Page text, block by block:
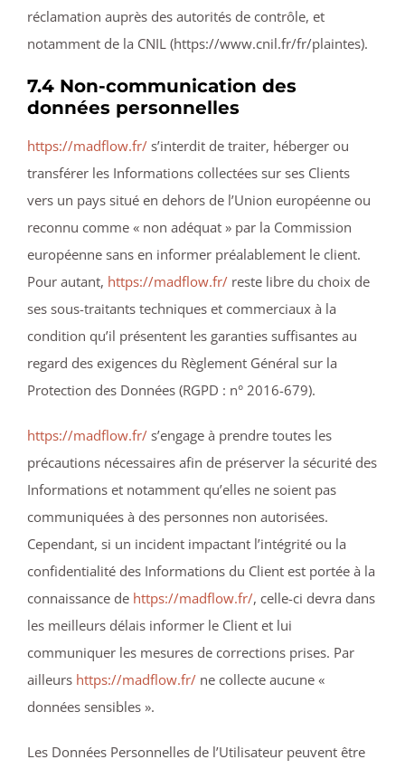
réclamation auprès des autorités de contrôle, et
notamment de la CNIL (https://www.cnil.fr/fr/plaintes).
7.4 Non-communication des
données personnelles
https://madflow.fr/s’interdit de traiter, héberger ou
transférer les Informations collectées sur ses Clients
vers un pays situé en dehors de l’Union européenne ou
reconnu comme « non adéquat » par la Commission
européenne sans en informer préalablement le client.
Pour autant, https://madflow.fr/reste libre du choix de
ses sous-traitants techniques et commerciaux à la
condition qu’il présentent les garanties suffisantes au
regard des exigences du Règlement Général sur la
Protection des Données (RGPD : n° 2016-679).
https://madflow.fr/s’engage à prendre toutes les
précautions nécessaires afin de préserver la sécurité des
Informations et notamment qu’elles ne soient pas
communiquées à des personnes non autorisées.
Cependant, si un incident impactant l’intégrité ou la
confidentialité des Informations du Client est portée à la
connaissance de https://madflow.fr/, celle-ci devra dans
les meilleurs délais informer le Client et lui
communiquer les mesures de corrections prises. Par
ailleurs https://madflow.fr/ne collecte aucune «
données sensibles ».
Les Données Personnelles de l’Utilisateur peuvent être